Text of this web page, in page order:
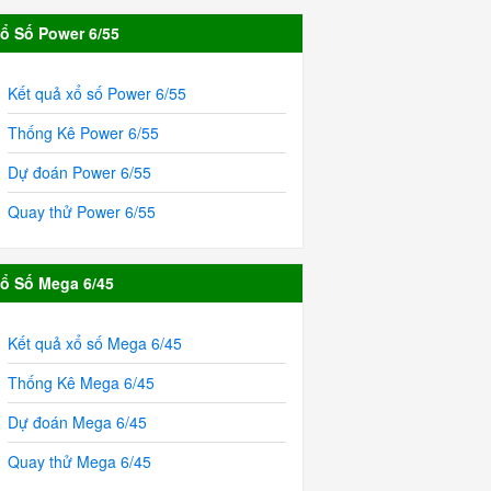
Số Power 6/55
Kết quả xổ số Power 6/55
Thống Kê Power 6/55
Dự đoán Power 6/55
Quay thử Power 6/55
Số Mega 6/45
Kết quả xổ số Mega 6/45
Thống Kê Mega 6/45
Dự đoán Mega 6/45
Quay thử Mega 6/45